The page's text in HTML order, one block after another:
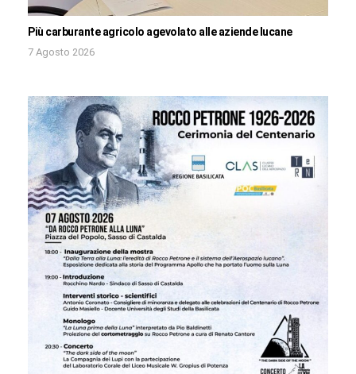
Più carburante agricolo agevolato alle aziende lucane
7 Agosto 2026